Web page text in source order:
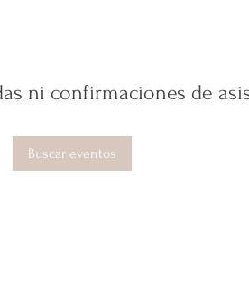
ni confirmaciones de
Buscar eventos